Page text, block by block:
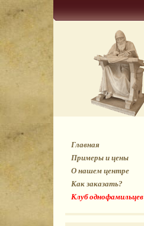
Главная
Примеры и цены
О нашем центре
Как заказать?
Клуб однофамильцев